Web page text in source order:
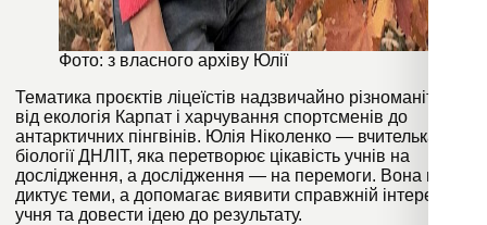
Фото: з власного архіву Юлії
Тематика проєктів ліцеїстів надзвичайно різноманітна:
від екологія Карпат і харчування спортсменів до
антарктичних пінгвінів. Юлія Ніколенко — вчителька
біології ДНЛІТ, яка перетворює цікавість учнів на
дослідження, а дослідження — на перемоги. Вона не
диктує теми, а допомагає виявити справжній інтерес
учня та довести ідею до результату.